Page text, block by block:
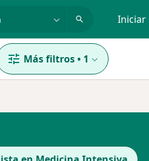
Iniciar
Más filtros• 1